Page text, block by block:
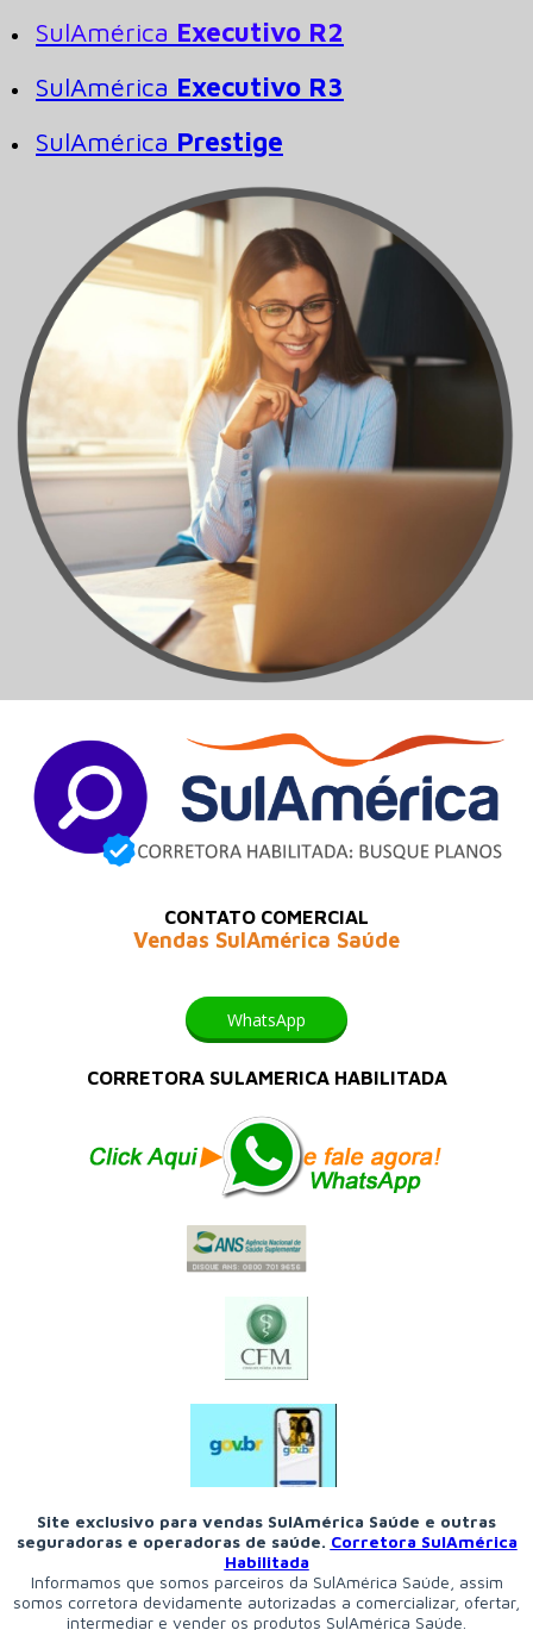
SulAmérica Executivo R2
SulAmérica Executivo R3
SulAmérica Prestige
CONTATO COMERCIAL
Vendas SulAmérica Saúde
WhatsApp
CORRETORA SULAMERICA HABILITADA
Site exclusivo para vendas SulAmérica Saúde e outras
seguradoras e operadoras de saúde. Corretora SulAmérica
Habilitada
Informamos que somos parceiros da SulAmérica Saúde, assim
somos corretora devidamente autorizadas a comercializar, ofertar,
intermediar e vender os produtos SulAmérica Saúde.